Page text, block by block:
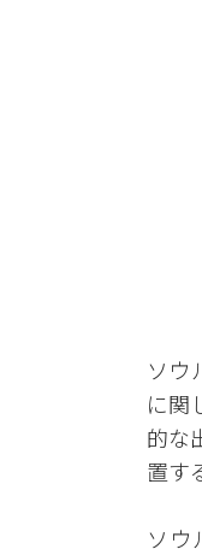
ソウ
に関
的な
置す
ソウ